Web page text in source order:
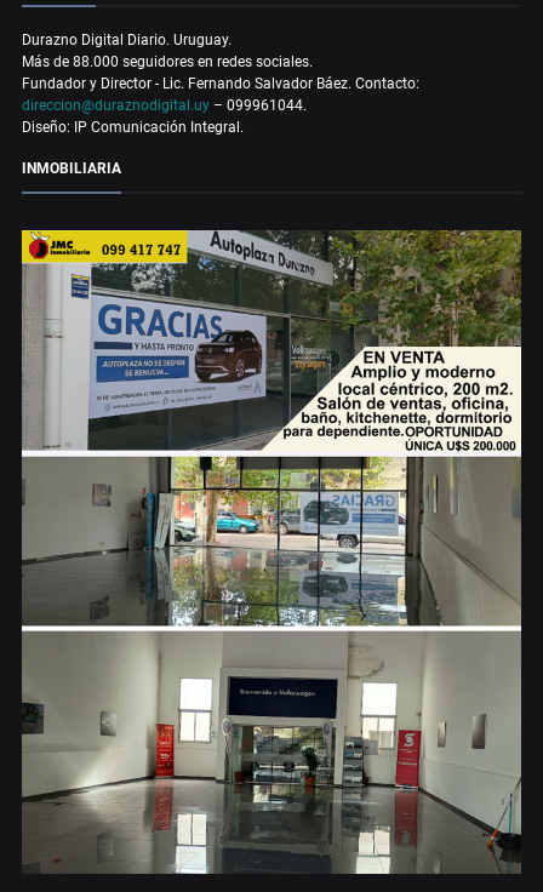
Durazno Digital Diario. Uruguay.
Más de 88.000 seguidores en redes sociales.
Fundador y Director - Lic. Fernando Salvador Báez. Contacto:
direccion@duraznodigital.uy – 099961044.
Diseño: IP Comunicación Integral.
INMOBILIARIA